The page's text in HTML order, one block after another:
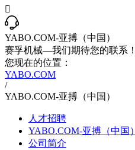

YABO.COM-亚搏（中国）
赛孚机械—我们期待您的联系！
您现在的位置：
YABO.COM
/
YABO.COM-亚搏（中国）
人才招聘
YABO.COM-亚搏（中国）
公司简介